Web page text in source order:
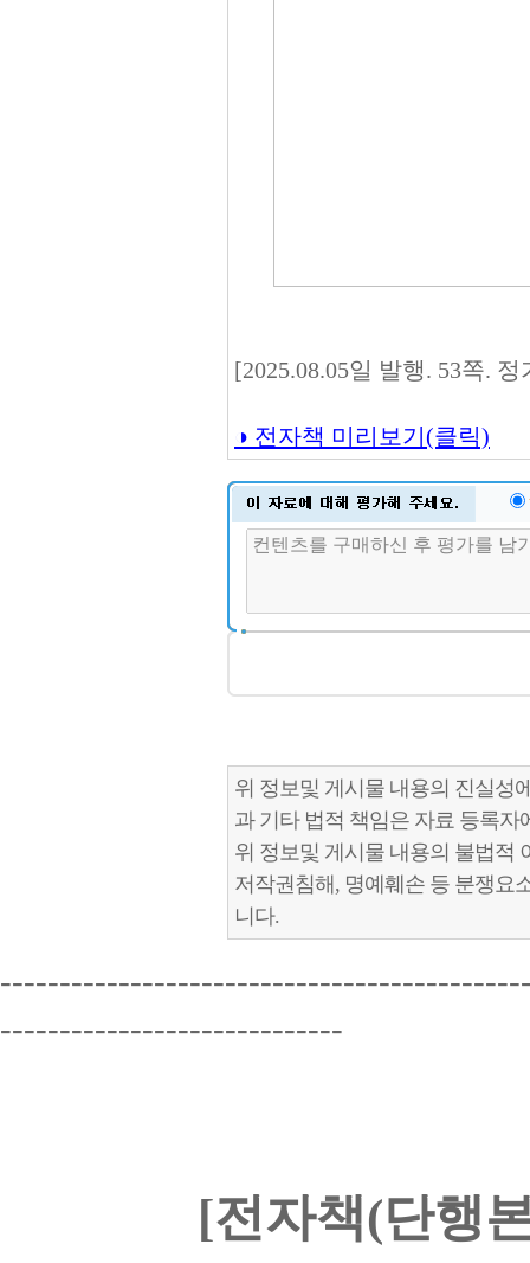
[2025.08.05일 발행. 53쪽.
◑ 전자책 미리보기(클릭)
위 정보및 게시물 내용의 진실성
과 기타 법적 책임은 자료 등록자
위 정보및 게시물 내용의 불법적
저작권침해, 명예훼손 등 분쟁요
니다.
-----------------------------
[전자책(단행